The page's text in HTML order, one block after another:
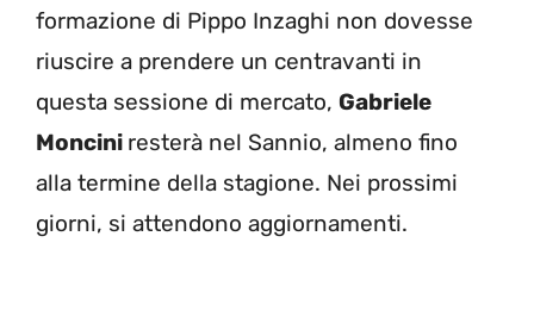
formazione di Pippo Inzaghi non dovesse
riuscire a prendere un centravanti in
questa sessione di mercato, Gabriele
Moncini resterà nel Sannio, almeno fino
alla termine della stagione. Nei prossimi
giorni, si attendono aggiornamenti.